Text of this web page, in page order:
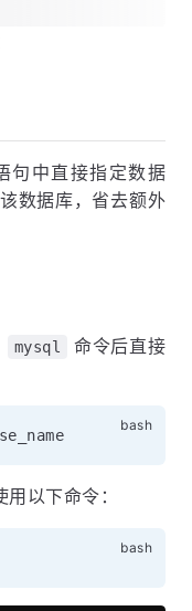
句中直接指定数据
数据库，省去额外
mysql
命令后直接
用以下命令：